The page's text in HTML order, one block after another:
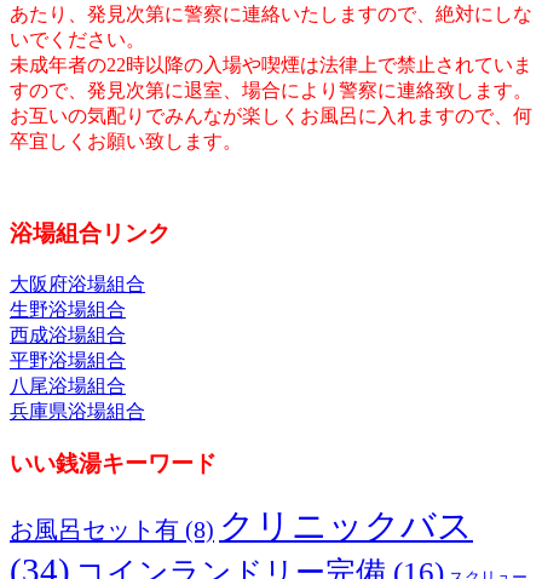
あたり、発見次第に警察に連絡いたしますので、絶対にしな
いでください。
未成年者の22時以降の入場や喫煙は法律上で禁止されていま
すので、発見次第に退室、場合により警察に連絡致します。
お互いの気配りでみんなが楽しくお風呂に入れますので、何
卒宜しくお願い致します。
浴場組合リンク
大阪府浴場組合
生野浴場組合
西成浴場組合
平野浴場組合
八尾浴場組合
兵庫県浴場組合
いい銭湯キーワード
お風呂セット有 (8) クリニックバス
(34) コインランドリー完備 (16)